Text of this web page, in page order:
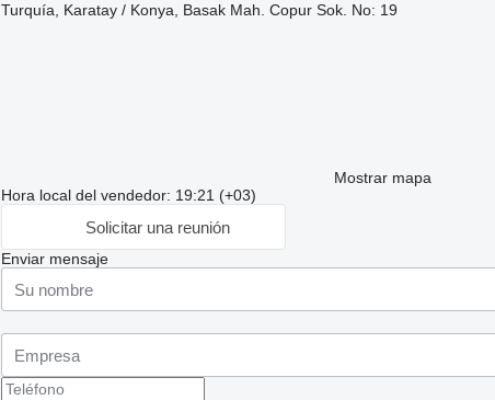
Turquía, Karatay / Konya, Basak Mah. Copur Sok. No: 19
Mostrar mapa
Hora local del vendedor: 19:21 (+03)
Solicitar una reunión
Enviar mensaje